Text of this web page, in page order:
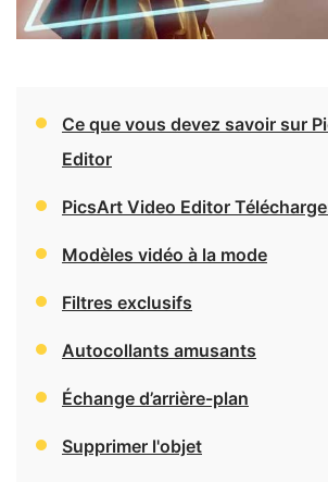
Ce que vous devez savoir sur
Editor
PicsArt Video Editor
Modèles vidéo à la mode
Filtres exclusifs
Autocollants amusants
Échange d’arrière-plan
Supprimer l'objet